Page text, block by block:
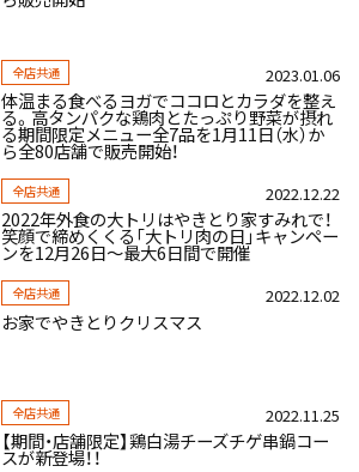
全店共通 2023.01.06
体温まる食べるヨガでココロとカラダを整え
る。高タンパクな鶏肉とたっぷり野菜が摂れ
る期間限定メニュー全7品を1月11日（水）か
ら全80店舗で販売開始！
全店共通 2022.12.22
2022年外食の大トリはやきとり家すみれで！
笑顔で締めくくる「大トリ肉の日」キャンペー
ンを12月26日～最大6日間で開催
全店共通 2022.12.02
お家でやきとりクリスマス
全店共通 2022.11.25
【期間・店舗限定】鶏白湯チーズチゲ串鍋コー
スが新登場！！